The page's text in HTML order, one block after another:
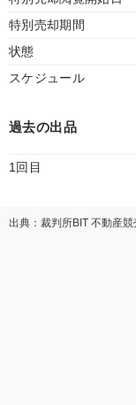
特別売却期間
状態
スケジュール
過去の出品
1回目
出典：裁判所BIT 不動産競